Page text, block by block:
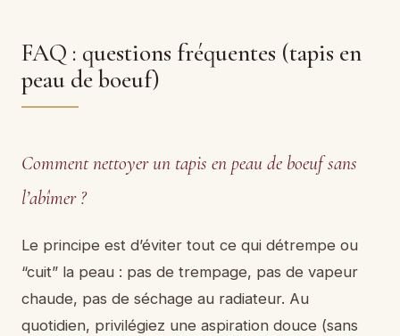
FAQ : questions fréquentes (tapis en
peau de boeuf)
Comment nettoyer un tapis en peau de boeuf sans
l’abîmer ?
Le principe est d’éviter tout ce qui détrempe ou
“cuit” la peau : pas de trempage, pas de vapeur
chaude, pas de séchage au radiateur. Au
quotidien, privilégiez une aspiration douce (sans